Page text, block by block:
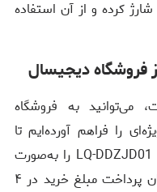
کرده و از آن استفاده
فروشگاه دیجیسال
می‌توانید به فروشگاه
را فراهم آورده‌ایم تا
بتوانید ناخن گیر برقی لایدستو مدل LQ-DDZJD01 را به‌صورت
اقساطی تهیه کنید؛ به طوری که امکان پرداخت مبلغ خرید در ۴